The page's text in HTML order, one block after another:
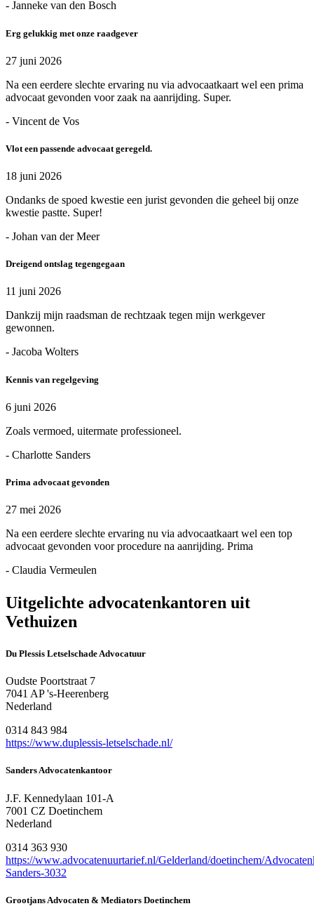
- Janneke van den Bosch
Erg gelukkig met onze raadgever
27 juni 2026
Na een eerdere slechte ervaring nu via advocaatkaart wel een prima
advocaat gevonden voor zaak na aanrijding. Super.
- Vincent de Vos
Vlot een passende advocaat geregeld.
18 juni 2026
Ondanks de spoed kwestie een jurist gevonden die geheel bij onze
kwestie pastte. Super!
- Johan van der Meer
Dreigend ontslag tegengegaan
11 juni 2026
Dankzij mijn raadsman de rechtzaak tegen mijn werkgever
gewonnen.
- Jacoba Wolters
Kennis van regelgeving
6 juni 2026
Zoals vermoed, uitermate professioneel.
- Charlotte Sanders
Prima advocaat gevonden
27 mei 2026
Na een eerdere slechte ervaring nu via advocaatkaart wel een top
advocaat gevonden voor procedure na aanrijding. Prima
- Claudia Vermeulen
Uitgelichte advocatenkantoren uit
Vethuizen
Du Plessis Letselschade Advocatuur
Oudste Poortstraat 7
7041 AP 's-Heerenberg
Nederland
0314 843 984
https://www.duplessis-letselschade.nl/
Sanders Advocatenkantoor
J.F. Kennedylaan 101-A
7001 CZ Doetinchem
Nederland
0314 363 930
https://www.advocatenuurtarief.nl/Gelderland/doetinchem/
Sanders-3032
Grootjans Advocaten & Mediators Doetinchem